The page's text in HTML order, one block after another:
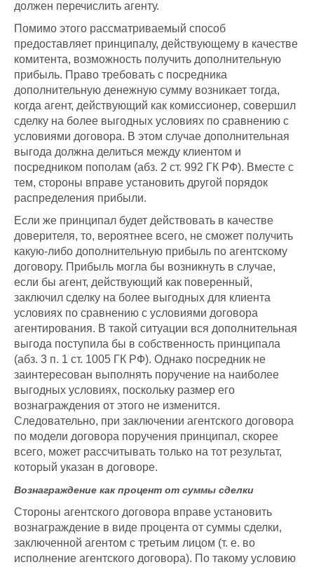
должен перечислить агенту.
Помимо этого рассматриваемый способ
предоставляет принципалу, действующему в качестве
комитента, возможность получить дополнительную
прибыль. Право требовать с посредника
дополнительную денежную сумму возникает тогда,
когда агент, действующий как комиссионер, совершил
сделку на более выгодных условиях по сравнению с
условиями договора. В этом случае дополнительная
выгода должна делиться между клиентом и
посредником пополам (абз. 2 ст. 992 ГК РФ). Вместе с
тем, стороны вправе установить другой порядок
распределения прибыли.
Если же принципал будет действовать в качестве
доверителя, то, вероятнее всего, не сможет получить
какую-либо дополнительную прибыль по агентскому
договору. Прибыль могла бы возникнуть в случае,
если бы агент, действующий как поверенный,
заключил сделку на более выгодных для клиента
условиях по сравнению с условиями договора
агентирования. В такой ситуации вся дополнительная
выгода поступила бы в собственность принципала
(абз. 3 п. 1 ст. 1005 ГК РФ). Однако посредник не
заинтересован выполнять поручение на наиболее
выгодных условиях, поскольку размер его
вознаграждения от этого не изменится.
Следовательно, при заключении агентского договора
по модели договора поручения принципал, скорее
всего, может рассчитывать только на тот результат,
который указан в договоре.
Вознаграждение как процент от суммы сделки
Стороны агентского договора вправе установить
вознаграждение в виде процента от суммы сделки,
заключенной агентом с третьим лицом (т. е. во
исполнение агентского договора). По такому условию